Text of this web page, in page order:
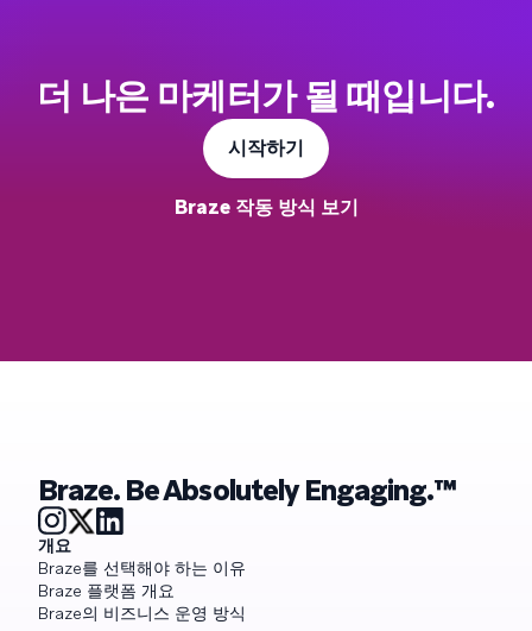
더 나은 마케터가 될 때입니다.
시작하기
Braze 작동 방식 보기
Braze. Be Absolutely Engaging.™
개요
Braze를 선택해야 하는 이유
Braze 플랫폼 개요
Braze의 비즈니스 운영 방식